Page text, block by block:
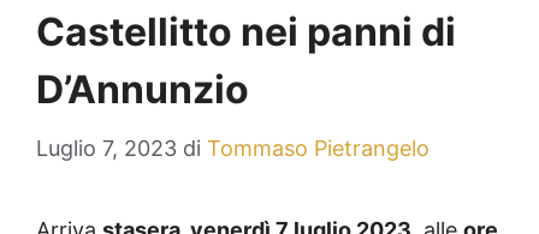
Castellitto nei panni di
D’Annunzio
Luglio 7, 2023 di Tommaso Pietrangelo